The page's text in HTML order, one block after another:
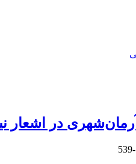
در اشعار